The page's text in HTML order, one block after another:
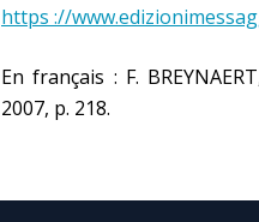
https ://
En français : F.
2007, p. 218.